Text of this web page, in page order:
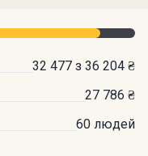
32 477 з 36 204 ₴
27 786 ₴
60 людей